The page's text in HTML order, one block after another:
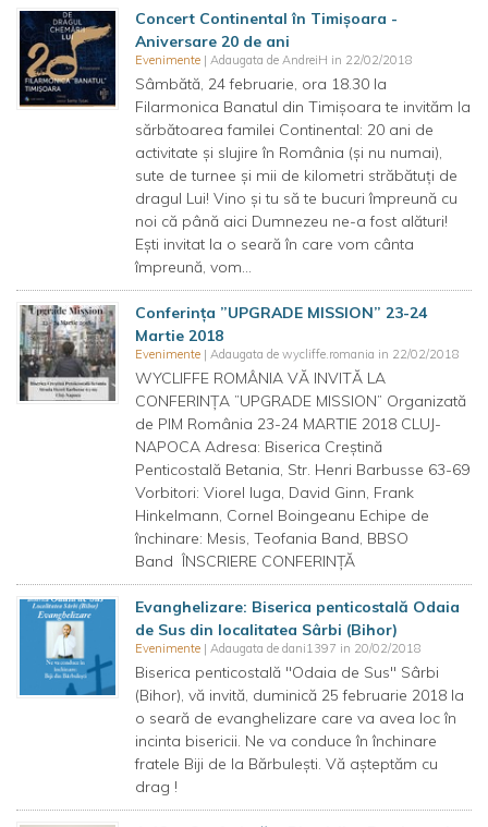
Concert Continental în Timișoara -
Aniversare 20 de ani
Evenimente | Adaugata de AndreiH in 22/02/2018
Sâmbătă, 24 februarie, ora 18.30 la
Filarmonica Banatul din Timișoara te invităm la
sărbătoarea familei Continental: 20 ani de
activitate și slujire în România (și nu numai),
sute de turnee și mii de kilometri străbătuți de
dragul Lui! Vino și tu să te bucuri împreună cu
noi că până aici Dumnezeu ne-a fost alături!
Ești invitat la o seară în care vom cânta
împreună, vom...
Conferința ”UPGRADE MISSION” 23-24
Martie 2018
Evenimente | Adaugata de wycliffe.romania in 22/02/2018
WYCLIFFE ROMÂNIA VĂ INVITĂ LA
CONFERINȚA ”UPGRADE MISSION” Organizată
de PIM România 23-24 MARTIE 2018 CLUJ-
NAPOCA Adresa: Biserica Creștină
Penticostală Betania, Str. Henri Barbusse 63-69
Vorbitori: Viorel Iuga, David Ginn, Frank
Hinkelmann, Cornel Boingeanu Echipe de
închinare: Mesis, Teofania Band, BBSO
Band ÎNSCRIERE CONFERINȚĂ
Evanghelizare: Biserica penticostală Odaia
de Sus din localitatea Sârbi (Bihor)
Evenimente | Adaugata de dani1397 in 20/02/2018
Biserica penticostală "Odaia de Sus" Sârbi
(Bihor), vă invită, duminică 25 februarie 2018 la
o seară de evanghelizare care va avea loc în
incinta bisericii. Ne va conduce în închinare
fratele Biji de la Bărbulești. Vă așteptăm cu
drag !